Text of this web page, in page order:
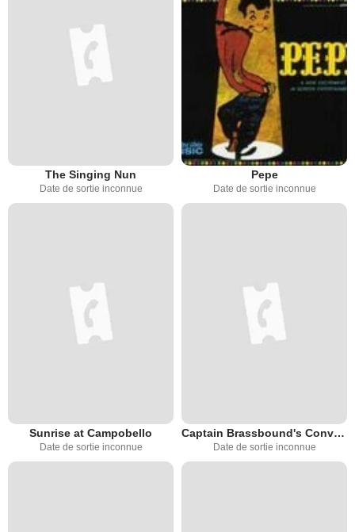
The Singing Nun
Date de sortie inconnue
Pepe
Date de sortie inconnue
Sunrise at Campobello
Date de sortie inconnue
Captain Brassbound's Conversion (TV)
Date de sortie inconnue